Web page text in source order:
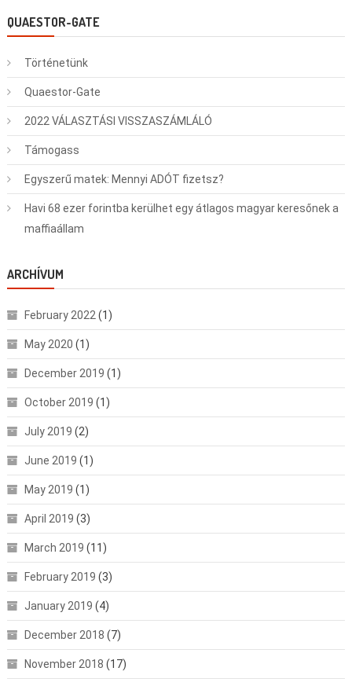
QUAESTOR-GATE
Történetünk
Quaestor-Gate
2022 VÁLASZTÁSI VISSZASZÁMLÁLÓ
Támogass
Egyszerű matek: Mennyi ADÓT fizetsz?
Havi 68 ezer forintba kerülhet egy átlagos magyar keresőnek a
maffiaállam
ARCHÍVUM
February 2022 (1)
May 2020 (1)
December 2019 (1)
October 2019 (1)
July 2019 (2)
June 2019 (1)
May 2019 (1)
April 2019 (3)
March 2019 (11)
February 2019 (3)
January 2019 (4)
December 2018 (7)
November 2018 (17)